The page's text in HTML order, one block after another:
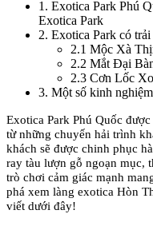
1 . Exotica Park Phú
Exotica Park
2. Exotica Park có
2.1 Mộc Xà
2.2 Mắt Đại
2.3 Cơn Lốc
3. Một số kinh
Exotica Park Phú Quốc
từ những chuyến hải trình
khách sẽ được chinh phục
ray tàu lượn gỗ ngoạn mục,
trò chơi cảm giác mạnh
phá xem làng exotica Hòn
viết dưới đây!